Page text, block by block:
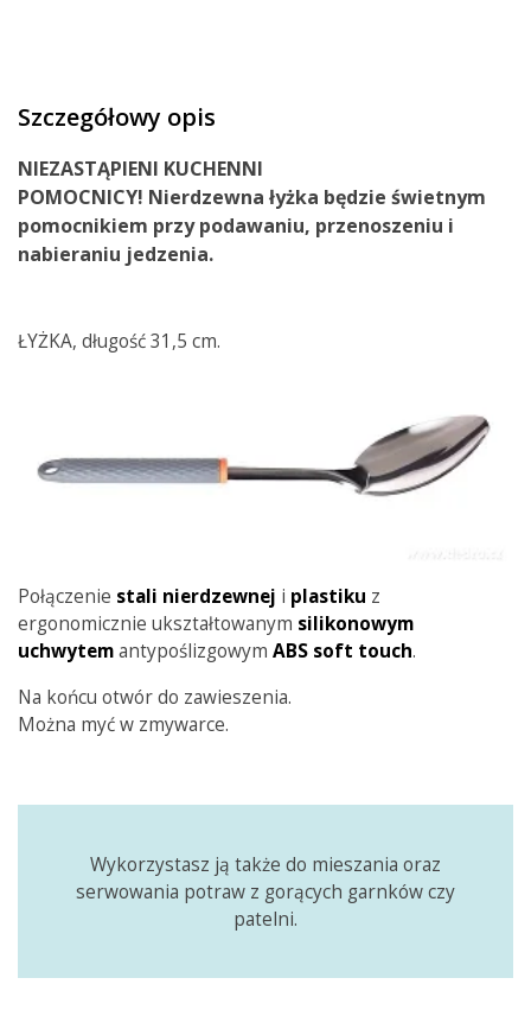
Szczegółowy opis
NIEZASTĄPIENI KUCHENNI
POMOCNICY! Nierdzewna łyżka będzie świetnym
pomocnikiem przy podawaniu, przenoszeniu i
nabieraniu jedzenia.
ŁYŻKA, długość 31,5 cm.
Połączenie stali nierdzewnej i plastiku z
ergonomicznie ukształtowanym silikonowym
uchwytemantypoślizgowym ABS soft touch.
Na końcu otwór do zawieszenia.
Można myć w zmywarce.
Wykorzystasz ją także do mieszania oraz
serwowania potraw z gorących garnków czy
patelni.